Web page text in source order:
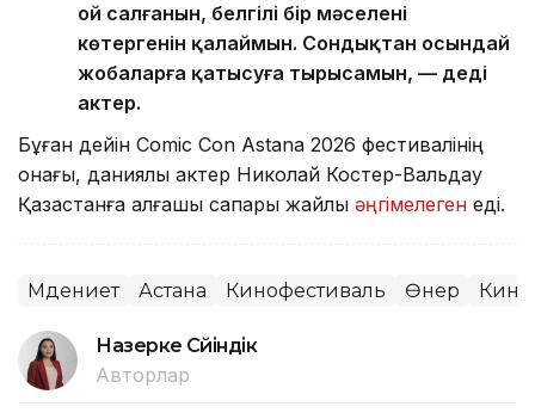
ой салғанын, белгілі бір мәселені
көтергенін қалаймын. Сондықтан осындай
жобаларға қатысуға тырысамын, — деді
актер.
Бұған дейін Comic Con Astana 2026 фестивалінің
қонағы, даниялық актер Николай Костер-Вальдау
Қазақстанға алғашқы сапары жайлы әңгімелеген еді.
Мәдениет Астана Кинофестиваль Өнер Кино
Назерке Сүйіндік
Авторлар